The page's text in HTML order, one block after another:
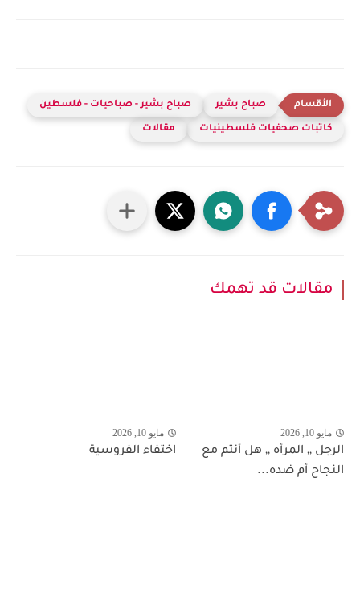
صباح بشير صباح بشير - صباحيات - فلسطين
كاتبات صحفيات فلسطينيات مقالات
مقالات قد تهمك
مايو 10, 2026
الرجل ,, المرأه ,, هل أنتم مع
النجاح أم ضده...
مايو 10, 2026
اختفاء الفروسية